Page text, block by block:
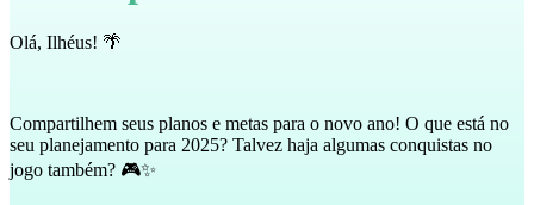
Olá, Ilhéus! 🌴
Compartilhem seus planos e metas para o novo ano! O que está no
seu planejamento para 2025? Talvez haja algumas conquistas no
jogo também? 🎮✨